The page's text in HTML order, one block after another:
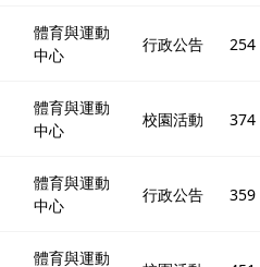
體育與運動
中心
行政公告 254
體育與運動
中心
校園活動 374
體育與運動
中心
行政公告 359
體育與運動